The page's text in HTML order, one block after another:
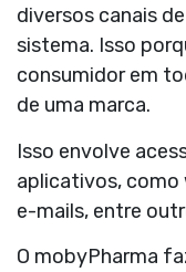
diversos canais
sistema. Isso
consumidorem
de uma marca.
Isso envolve
aplicativos, como
e-mails, entre
O mobyPharma